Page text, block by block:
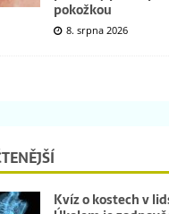
pokožkou
8. srpna 2026
Kvíz o kostech v